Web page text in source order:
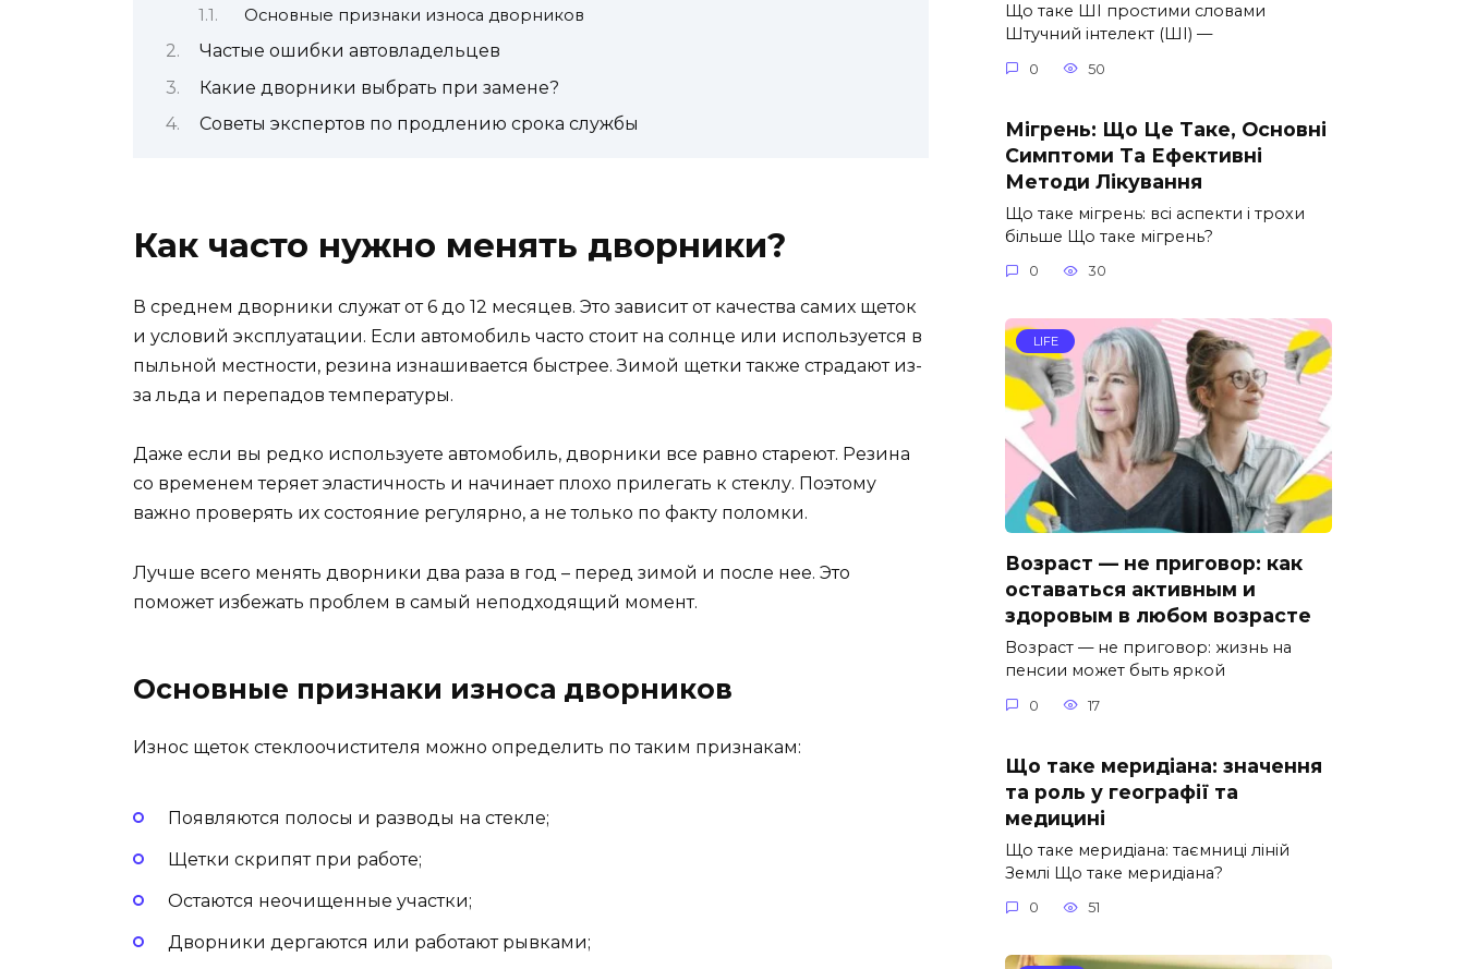
Основные признаки износа дворников
Частые ошибки автовладельцев
Какие дворники выбрать при замене?
Советы экспертов по продлению срока службы
Как часто нужно менять дворники?
В среднем дворники служат от 6 до 12 месяцев. Это зависит от качества самих щеток
и условий эксплуатации. Если автомобиль часто стоит на солнце или используется в
пыльной местности, резина изнашивается быстрее. Зимой щетки также страдают из-
за льда и перепадов температуры.
Даже если вы редко используете автомобиль, дворники все равно стареют. Резина
со временем теряет эластичность и начинает плохо прилегать к стеклу. Поэтому
важно проверять их состояние регулярно, а не только по факту поломки.
Лучше всего менять дворники два раза в год – перед зимой и после нее. Это
поможет избежать проблем в самый неподходящий момент.
Основные признаки износа дворников
Износ щеток стеклоочистителя можно определить по таким признакам:
Появляются полосы и разводы на стекле;
Щетки скрипят при работе;
Остаются неочищенные участки;
Дворники дергаются или работают рывками;
Що таке ШІ простими словами
Штучний інтелект (ШІ) —
0 50
Мігрень: Що Це Таке, Основні
Симптоми Та Ефективні
Методи Лікування
Що таке мігрень: всі аспекти і трохи
більше Що таке мігрень?
0 30
LIFE
Возраст — не приговор: как
оставаться активным и
здоровым в любом возрасте
Возраст — не приговор: жизнь на
пенсии может быть яркой
0 17
Що таке меридіана: значення
та роль у географії та
медицині
Що таке меридіана: таємниці ліній
Землі Що таке меридіана?
0 51